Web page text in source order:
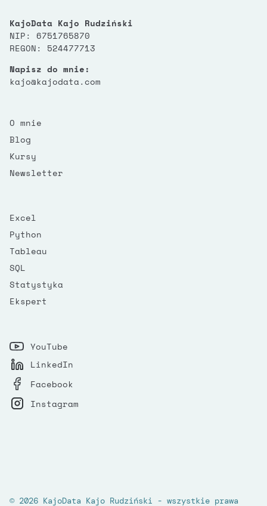
KajoData Kajo Rudziński
NIP: 6751765870
REGON: 524477713
Napisz do mnie:
kajo@kajodata.com
O mnie
Blog
Kursy
Newsletter
Excel
Python
Tableau
SQL
Statystyka
Ekspert
YouTube
LinkedIn
Facebook
Instagram
© 2026 KajoData Kajo Rudziński - wszystkie prawa